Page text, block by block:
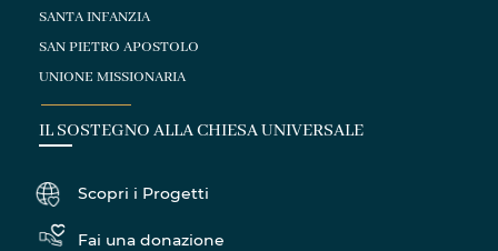
SANTA INFANZIA
SAN PIETRO APOSTOLO
UNIONE MISSIONARIA
IL SOSTEGNO ALLA CHIESA UNIVERSALE
Scopri i Progetti
Fai una donazione